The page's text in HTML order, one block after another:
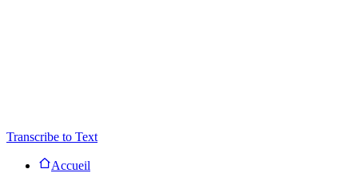
Transcribe to Text
Accueil